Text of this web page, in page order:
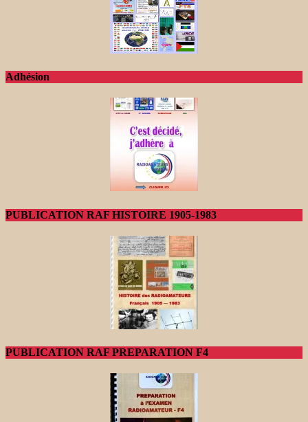
Adhésion
PUBLICATION RAF HISTOIRE 1905-1983
PUBLICATION RAF PREPARATION F4